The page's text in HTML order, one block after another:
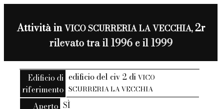
Attività inVICO SCURRERIA LA VECCHIA,2r
rilevato tra il 1996 e il 1999
Edificio di
riferimento
edificio del civ 2 diVICO
SCURRERIA LA VECCHIA
Aperto SÌ